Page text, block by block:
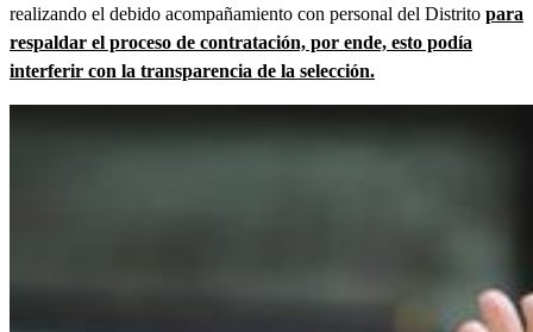
realizando el debido acompañamiento con personal del Distrito para
respaldar el proceso de contratación, por ende, esto podía
interferir con la transparencia de la selección.